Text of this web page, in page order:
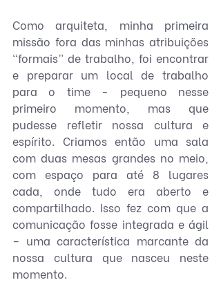
Como arquiteta, minha primeira
missão fora das minhas atribuições
“formais” de trabalho, foi encontrar
e preparar um local de trabalho
para o time - pequeno nesse
primeiro momento, mas que
pudesse refletir nossa cultura e
espírito. Criamos então uma sala
com duas mesas grandes no meio,
com espaço para até 8 lugares
cada, onde tudo era aberto e
compartilhado. Isso fez com que a
comunicação fosse integrada e ágil
– uma característica marcante da
nossa cultura que nasceu neste
momento.